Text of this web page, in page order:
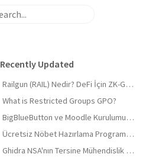
Recently Updated
Railgun (RAIL) Nedir? DeFi İçin ZK-Gizliliği ve 'Masumiyet Kanıtı'
What is Restricted Groups GPO?
BigBlueButton ve Moodle Kurulumu 2026 Derinlemesine 🎓 BigBlueButton and Moodle Installation 2026 In-depth 🎓
Ücretsiz Nöbet Hazırlama Programı, Tüm sektörlere uygun (Mazeretli)
Ghidra NSA'nın Tersine Mühendislik Araç Seti